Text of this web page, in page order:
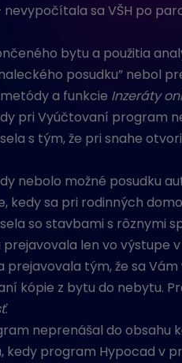
nevypočítala sa VŠH po
bytu a použitia
posudku” nebol
a funkcie Inzeráty
pri Vyúčtovaní program
s tým, že pri snahe
nebolo možné
kedy sa pri rodinných
so stavbami s rôznymi
prejavovala len vo
prejavovala tým, že sa
kópie z bytu do nebytu.
.
neprenášal do obsahu
kedy program Hypocad